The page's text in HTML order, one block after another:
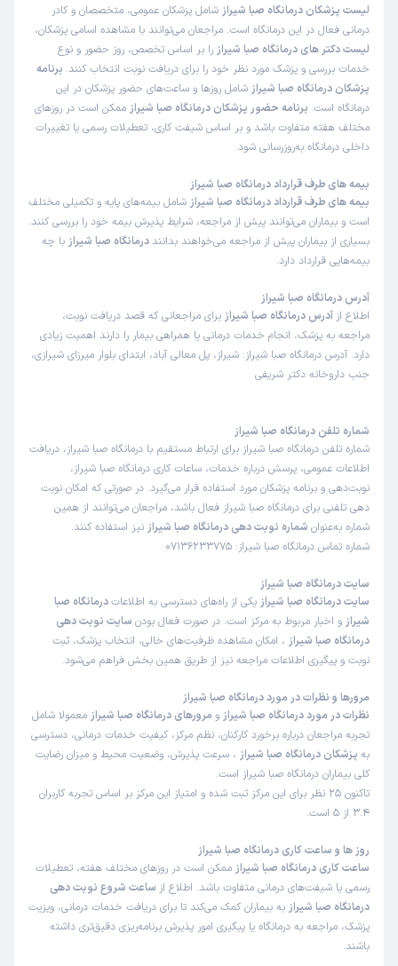
طاهره
نوبت از دکترتو
1404/12/23
اینپزشکرا پیشنهاد میکنم
زمان انتظار: بیش از 90 دقیقه
خوب
علت مراجعه : حملات پنیک،نوبت گرفته شده ساعت10بود دکتر 11:30
برخورد مناسب
پذیرش خوب
کاربر دکترتو
نوبت از دکترتو
(
1404/11/20
)
پزشک بسیار عالی و با دقت و با وجدان هستند
دکتر سوسن گودرزی نژاد علت مراجعه : دیدن خون در مدفوع
برخورد مناسب توضیحات کافی
کاربر دکترتو
نوبت از دکترتو
(
1404/10/20
این
زمان انتظار:15-45 دقیقه
عدم رضایت
دکتر فرج اله دهقانی علت مراجعه : دردزانو
توضیحات کافی
کاربر دکترتو
نوبت از دکترتو
(
1404/10/20
این پزشکرا پیشنهاد نمیکنم
لیست پزشکان درمانگاه صبا شیراز شامل پزشکان عمومی، متخصصان و کادر
درمانی فعال در این درمانگاه است. مراجعان می‌توانند با مشاهده اسامی پزشکان،
لیست دکتر های درمانگاه صبا شیراز را بر اساس تخصص، روز حضور و نوع
خدمات بررسی و پزشک مورد نظر خود را برای دریافت نوبت انتخاب کنند. برنامه
پزشکان درمانگاه صبا شیراز شامل روزها و ساعت‌های حضور پزشکان در این
درمانگاه است. برنامه حضور پزشکان درمانگاه صبا شیراز ممکن است در روزهای
مختلف هفته متفاوت باشد و بر اساس شیفت کاری، تعطیلات رسمی یا تغییرات
داخلی درمانگاه به‌روزرسانی شود.
بیمه های طرف قرارداد درمانگاه صبا شیراز
بیمه های طرف قرارداد درمانگاه صبا شیراز شامل بیمه‌های پایه و تکمیلی مختلف
است و بیماران می‌توانند پیش از مراجعه، شرایط پذیرش بیمه خود را بررسی کنند.
بسیاری از بیماران پیش از مراجعه می‌خواهند بدانند درمانگاه صبا شیراز با چه
بیمه‌هایی قرارداد دارد.
آدرس درمانگاه صبا شیراز
اطلاع از آدرس درمانگاه صبا شیراز برای مراجعانی که قصد دریافت نوبت،
مراجعه به پزشک، انجام خدمات درمانی یا همراهی بیمار را دارند اهمیت زیادی
دارد. آدرس درمانگاه صبا شیراز: شیراز، پل معالی آباد، ابتدای بلوار میرزای شیرازی،
جنب داروخانه دکتر شریفی
شماره تلفن درمانگاه صبا شیراز
شماره تلفن درمانگاه صبا شیراز برای ارتباط مستقیم با درمانگاه صبا شیراز، دریافت
اطلاعات عمومی، پرسش درباره خدمات، ساعات کاری درمانگاه صبا شیراز،
نوبت‌دهی و برنامه پزشکان مورد استفاده قرار می‌گیرد. در صورتی که امکان نوبت
دهی تلفنی برای درمانگاه صبا شیراز فعال باشد، مراجعان می‌توانند از همین
شماره به‌عنوان شماره نوبت دهی درمانگاه صبا شیراز نیز استفاده کنند.
شماره تماس درمانگاه صبا شیراز: 07136233775
سایت درمانگاه صبا شیراز
سایت درمانگاه صبا شیراز یکی از راه‌های دسترسی به اطلاعاتدرمانگاه صبا
شیراز و اخبار مربوط به مرکز است. در صورت فعال بودن سایت نوبت دهی
درمانگاه صبا شیراز ، امکان مشاهده ظرفیت‌های خالی، انتخاب پزشک، ثبت
نوبت و پیگیری اطلاعات مراجعه نیز از طریق همین بخش فراهم می‌شود.
مرورها و نظرات در مورد درمانگاه صبا شیراز
نظرات در مورد درمانگاه صبا شیراز و مرورهای درمانگاه صبا شیراز معمولا شامل
تجربه مراجعان درباره برخورد کارکنان، نظم مرکز، کیفیت خدمات درمانی، دسترسی
به پزشکان درمانگاه صبا شیراز ، سرعت پذیرش، وضعیت محیط و میزان رضایت
کلی بیماران درمانگاه صبا شیراز است.
تاکنون 25 نظر برای این مرکز ثبت شده و امتیاز این مرکز بر اساس تجربه کاربران
3.4 از ۵ است.
روز ها و ساعت کاری درمانگاه صبا شیراز
ساعت کاری درمانگاه صبا شیراز ممکن است در روزهای مختلف هفته، تعطیلات
رسمی یا شیفت‌های درمانی متفاوت باشد. اطلاع از ساعت شروع نوبت دهی
درمانگاه صبا شیراز به بیماران کمک می‌کند تا برای دریافت خدمات درمانی، ویزیت
پزشک، مراجعه به درمانگاه یا پیگیری امور پذیرش برنامه‌ریزی دقیق‌تری داشته
باشند.